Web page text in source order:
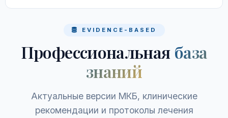
EVIDENCE-BASED
Профессиональная база
знаний
Актуальные версии МКБ, клинические
рекомендации и протоколы лечения